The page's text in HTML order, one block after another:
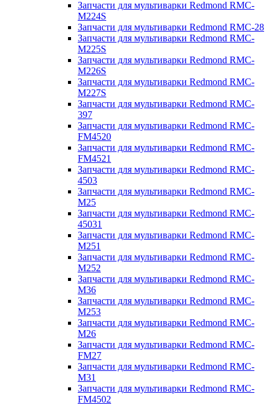
Запчасти для мультиварки Redmond RMC-
M224S
Запчасти для мультиварки Redmond RMC-28
Запчасти для мультиварки Redmond RMC-
M225S
Запчасти для мультиварки Redmond RMC-
M226S
Запчасти для мультиварки Redmond RMC-
M227S
Запчасти для мультиварки Redmond RMC-
397
Запчасти для мультиварки Redmond RMC-
FM4520
Запчасти для мультиварки Redmond RMC-
FM4521
Запчасти для мультиварки Redmond RMC-
4503
Запчасти для мультиварки Redmond RMC-
M25
Запчасти для мультиварки Redmond RMC-
45031
Запчасти для мультиварки Redmond RMC-
M251
Запчасти для мультиварки Redmond RMC-
M252
Запчасти для мультиварки Redmond RMC-
M36
Запчасти для мультиварки Redmond RMC-
M253
Запчасти для мультиварки Redmond RMC-
M26
Запчасти для мультиварки Redmond RMC-
FM27
Запчасти для мультиварки Redmond RMC-
M31
Запчасти для мультиварки Redmond RMC-
FM4502